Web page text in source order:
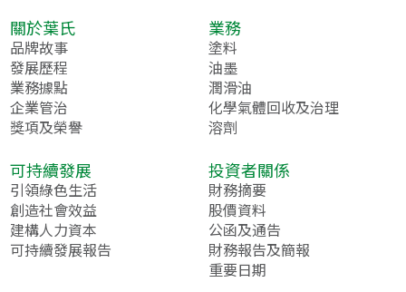
關於葉氏
品牌故事
發展歷程
業務據點
企業管治
獎項及榮譽
業務
塗料
油墨
潤滑油
化學氣體回收及治理
溶劑
可持續發展
引領綠色生活
創造社會效益
建構人力資本
可持續發展報告
投資者關係
財務摘要
股價資料
公函及通告
財務報告及簡報
重要日期